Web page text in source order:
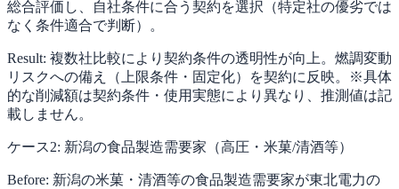
総合評価し、自社条件に合う契約を選択（特定社の優劣では
なく条件適合で判断）。
Result: 複数社比較により契約条件の透明性が向上。燃調変動
リスクへの備え（上限条件・固定化）を契約に反映。※具体
的な削減額は契約条件・使用実態により異なり、推測値は記
載しません。
ケース2: 新潟の食品製造需要家（高圧・米菓/清酒等）
Before: 新潟の米菓・清酒等の食品製造需要家が東北電力の